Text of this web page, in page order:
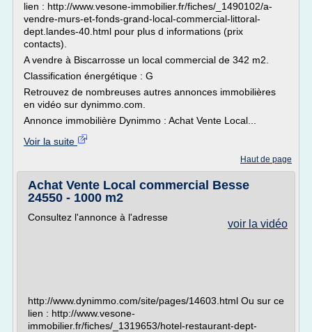
lien : http://www.vesone-immobilier.fr/fiches/_1490102/a-
vendre-murs-et-fonds-grand-local-commercial-littoral-
dept.landes-40.html pour plus d informations (prix
contacts).
A vendre à Biscarrosse un local commercial de 342 m2.
Classification énergétique : G
Retrouvez de nombreuses autres annonces immobilières
en vidéo sur dynimmo.com.
Annonce immobilière Dynimmo : Achat Vente Local...
Voir la suite
Haut de page
Achat Vente Local commercial Besse
24550 - 1000 m2
voir la vidéo
Consultez l'annonce à l'adresse
http://www.dynimmo.com/site/pages/14603.html Ou sur ce
lien : http://www.vesone-
immobilier.fr/fiches/_1319653/hotel-restaurant-dept-